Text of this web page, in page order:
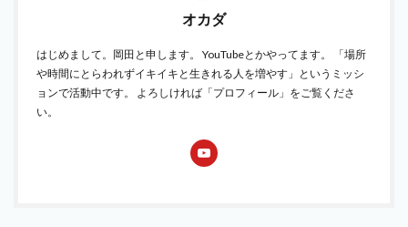
オカダ
はじめまして。岡田と申します。 YouTubeとかやってます。 「場所
や時間にとらわれずイキイキと生きれる人を増やす」というミッシ
ョンで活動中です。 よろしければ「プロフィール」をご覧くださ
い。